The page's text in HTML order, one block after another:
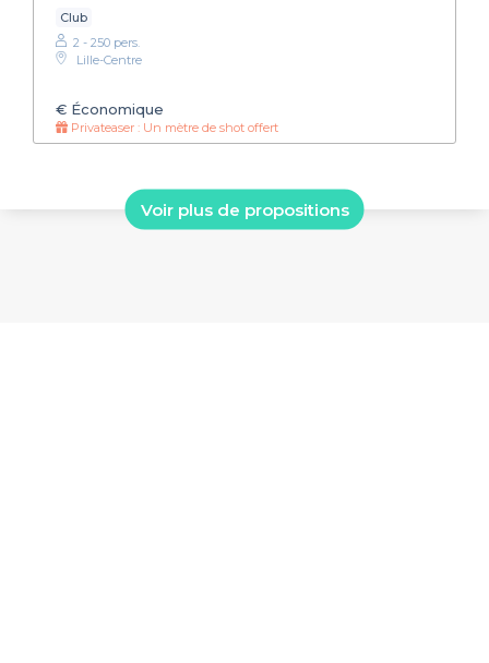
Club
2 - 250 pers.
Lille-Centre
€ Économique
Privateaser : Un mètre de shot offert
Voir plus de propositions